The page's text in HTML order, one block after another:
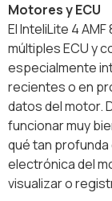
Motores y ECU
El InteliLite 4
múltiples ECU y
especialmente
recientes o en
datos del motor.
funcionar muy
qué tan
electrónica del
visualizar o